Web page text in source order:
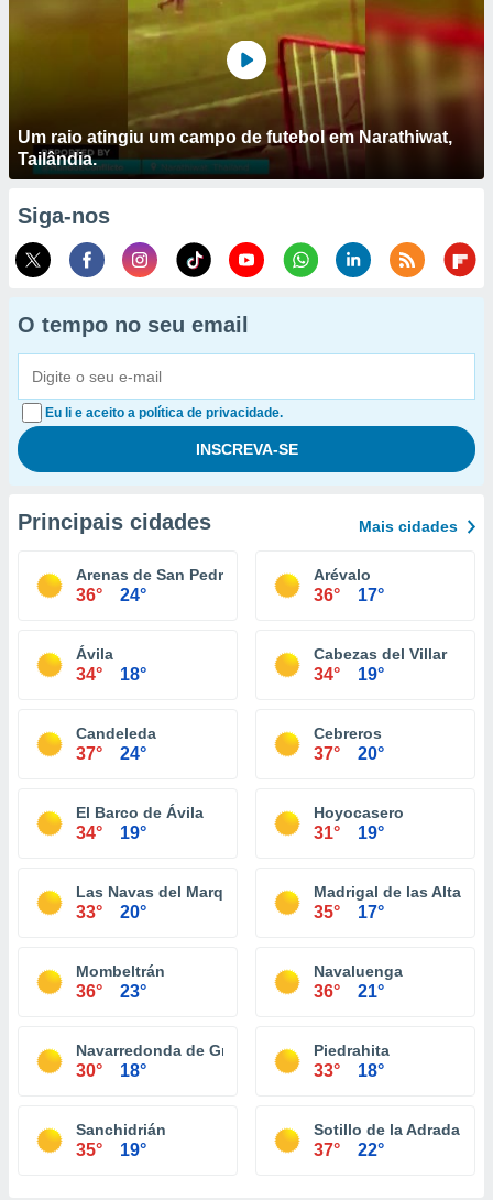
Um raio atingiu um campo de futebol em Narathiwat,
Tailândia.
Siga-nos
O tempo no seu email
Eu li e aceito a política de privacidade.
Principais cidades Mais cidades
Arenas de San Pedro
36° 24°
Arévalo
36° 17°
Ávila
34° 18°
Cabezas del Villar
34° 19°
Candeleda
37° 24°
Cebreros
37° 20°
El Barco de Ávila
34° 19°
Hoyocasero
31° 19°
Las Navas del Marqués
33° 20°
Madrigal de las Altas
35° 17°
Mombeltrán
36° 23°
Navaluenga
36° 21°
Navarredonda de Gredos
30° 18°
Piedrahita
33° 18°
Sanchidrián
35° 19°
Sotillo de la Adrada
37° 22°